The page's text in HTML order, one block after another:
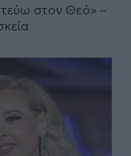
στον Θεό» –